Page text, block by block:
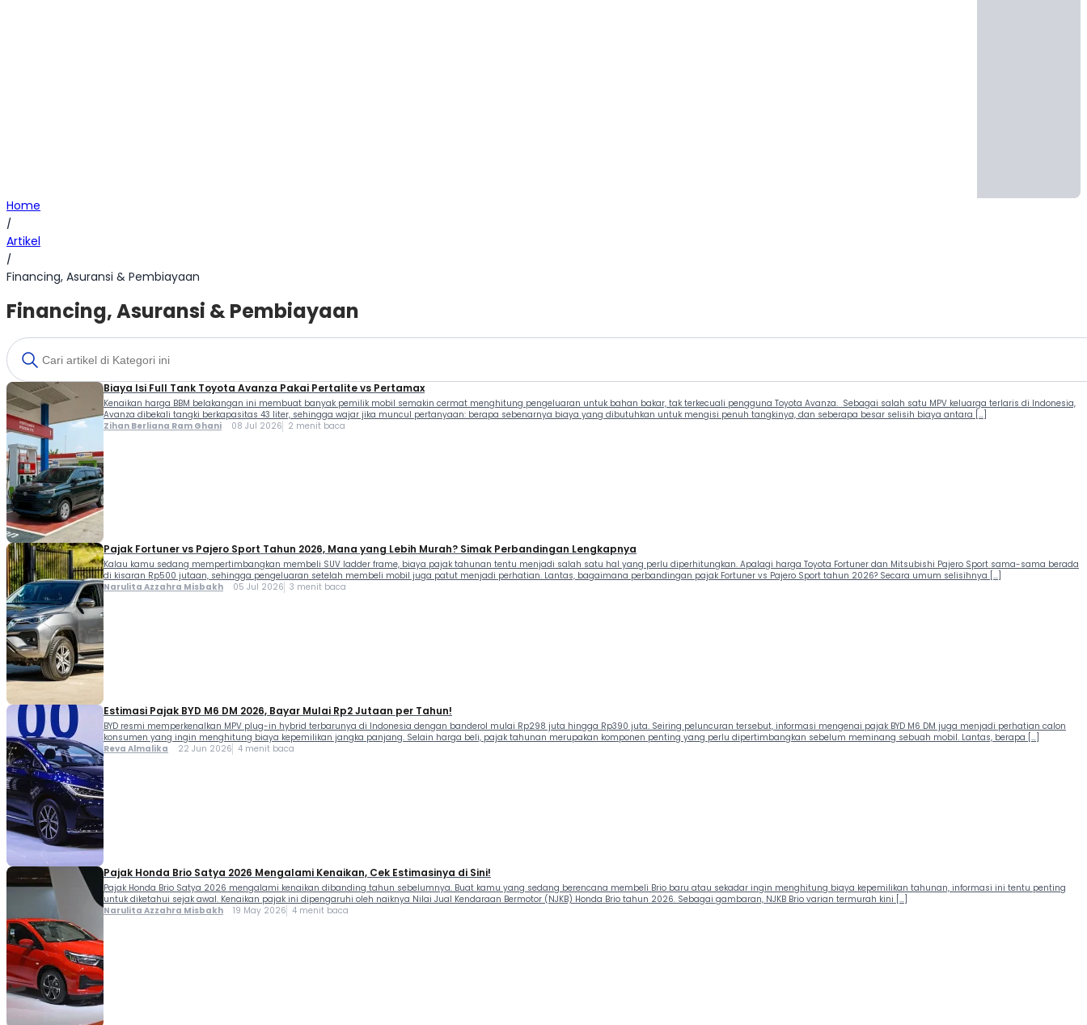
Home
/
Artikel
/
Financing, Asuransi & Pembiayaan
Financing, Asuransi & Pembiayaan
Biaya Isi Full Tank Toyota Avanza Pakai Pertalite vs Pertamax
Kenaikan harga BBM belakangan ini membuat banyak pemilik mobil semakin cermat menghitung pengeluaran untuk bahan bakar, tak terkecuali pengguna Toyota Avanza. Sebagai salah satu MPV keluarga terlaris di Indonesia,
Avanza dibekali tangki berkapasitas 43 liter, sehingga wajar jika muncul pertanyaan: berapa sebenarnya biaya yang dibutuhkan untuk mengisi penuh tangkinya, dan seberapa besar selisih biaya antara […]
Zihan Berliana Ram Ghani 08 Jul 2026 2 menit baca
Pajak Fortuner vs Pajero Sport Tahun 2026, Mana yang Lebih Murah? Simak Perbandingan Lengkapnya
Kalau kamu sedang mempertimbangkan membeli SUV ladder frame, biaya pajak tahunan tentu menjadi salah satu hal yang perlu diperhitungkan. Apalagi harga Toyota Fortuner dan Mitsubishi Pajero Sport sama-sama berada
di kisaran Rp500 jutaan, sehingga pengeluaran setelah membeli mobil juga patut menjadi perhatian. Lantas, bagaimana perbandingan pajak Fortuner vs Pajero Sport tahun 2026? Secara umum selisihnya […]
Narulita Azzahra Misbakh 05 Jul 2026 3 menit baca
Estimasi Pajak BYD M6 DM 2026, Bayar Mulai Rp2 Jutaan per Tahun!
BYD resmi memperkenalkan MPV plug-in hybrid terbarunya di Indonesia dengan banderol mulai Rp298 juta hingga Rp390 juta. Seiring peluncuran tersebut, informasi mengenai pajak BYD M6 DM juga menjadi perhatian calon
konsumen yang ingin menghitung biaya kepemilikan jangka panjang. Selain harga beli, pajak tahunan merupakan komponen penting yang perlu dipertimbangkan sebelum meminang sebuah mobil. Lantas, berapa […]
Reva Almalika 22 Jun 2026 4 menit baca
Pajak Honda Brio Satya 2026 Mengalami Kenaikan, Cek Estimasinya di Sini!
Pajak Honda Brio Satya 2026 mengalami kenaikan dibanding tahun sebelumnya. Buat kamu yang sedang berencana membeli Brio baru atau sekadar ingin menghitung biaya kepemilikan tahunan, informasi ini tentu penting
untuk diketahui sejak awal. Kenaikan pajak ini dipengaruhi oleh naiknya Nilai Jual Kendaraan Bermotor (NJKB) Honda Brio tahun 2026. Sebagai gambaran, NJKB Brio varian termurah kini […]
Narulita Azzahra Misbakh 19 May 2026 4 menit baca